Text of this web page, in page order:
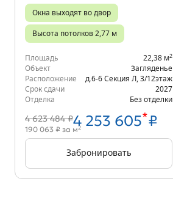
Окна выходят во двор
Высота потолков 2,77 м
Площадь 22,38 м2
Объект
Загляденье
Расположение
д.6-6 Секция Л 3/12этаж
Срок сдачи
2027
Отделка
Без отделки
4 623 484 ₽4 253 605*₽
190 063 ₽ за м2
Забронировать